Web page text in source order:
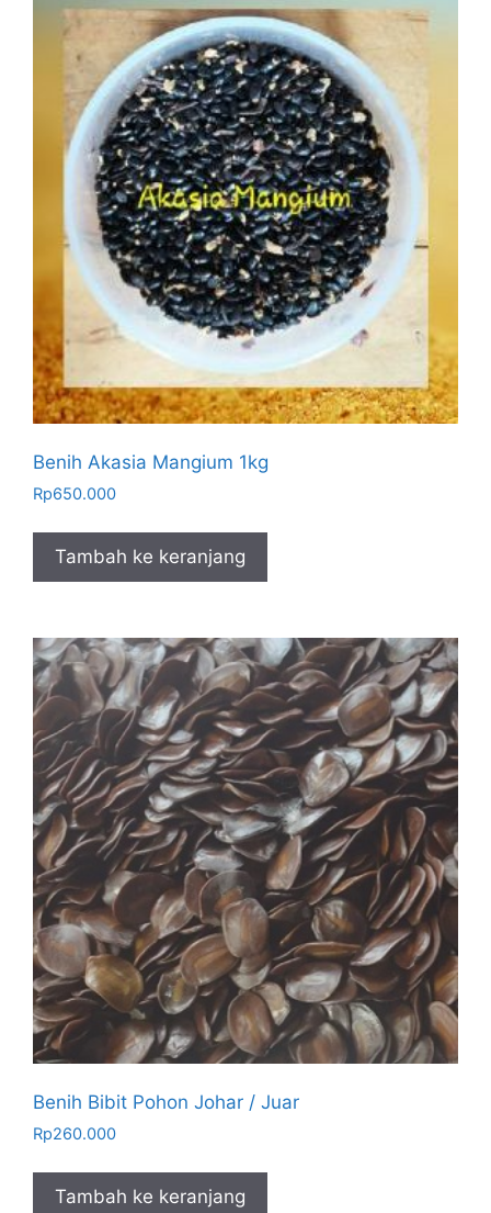
Benih Akasia Mangium 1kg
Rp650.000
Tambah ke keranjang
Benih Bibit Pohon Johar / Juar
Rp260.000
Tambah ke keranjang